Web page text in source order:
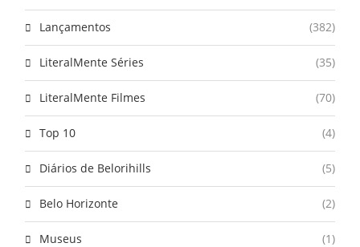
Lançamentos (382)
LiteralMente Séries (35)
LiteralMente Filmes (70)
Top 10 (4)
Diários de Belorihills (5)
Belo Horizonte (2)
Museus (1)